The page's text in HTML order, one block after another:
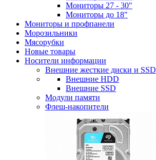
Мониторы 27 - 30"
Мониторы до 18"
Мониторы и профпанели
Морозильники
Мясорубки
Новые товары
Носители информации
Внешние жесткие диски и SSD
Внешние HDD
Внешние SSD
Модули памяти
Флеш-накопители